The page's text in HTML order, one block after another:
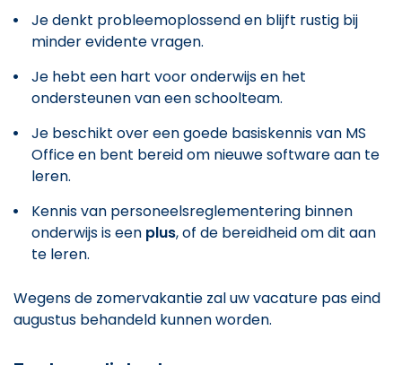
Je denkt probleemoplossend en blijft rustig bij
minder evidente vragen.
Je hebt een hart voor onderwijs en het
ondersteunen van een schoolteam.
Je beschikt over een goede basiskennis van MS
Office en bent bereid om nieuwe software aan te
leren.
Kennis van personeelsreglementering binnen
onderwijs is een plus, of de bereidheid om dit aan
te leren.
Wegens de zomervakantie zal uw vacature pas eind
augustus behandeld kunnen worden.